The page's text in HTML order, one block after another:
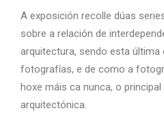
A exposición recolle dúas
sobre a relación de
arquitectura, sendo esta
fotografías, e de como a
hoxe máis ca nunca, o
arquitectónica.